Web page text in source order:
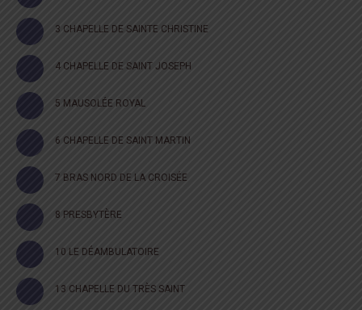
3 CHAPELLE DE SAINTE CHRISTINE
4 CHAPELLE DE SAINT JOSEPH
5 MAUSOLÉE ROYAL
6 CHAPELLE DE SAINT MARTIN
7 BRAS NORD DE LA CROISÉE
8 PRESBYTÈRE
10 LE DÉAMBULATOIRE
13 CHAPELLE DU TRÈS SAINT